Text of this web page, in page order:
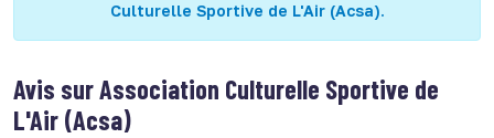
Culturelle Sportive de L'Air (Acsa).
Avis surAssociation Culturelle Sportive de
L'Air (Acsa)